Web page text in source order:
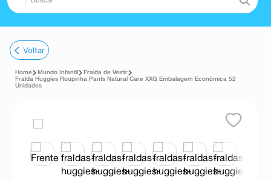
1º fralda
2º pampers confort sec max
lenço umedecido
tadalafila
desodorante
Voltar
Mundo Infantil
Fralda de Vestir
Fralda Huggies Roupinha Pants Natural Care XXG Embalagem Econômica 52
Unidades